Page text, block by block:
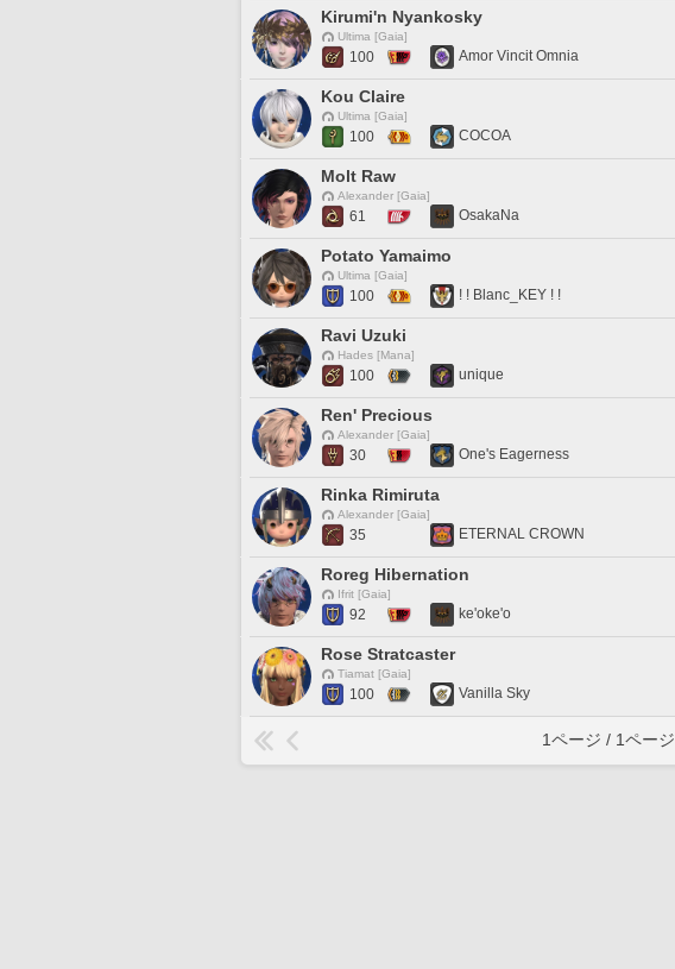
Kirumi'n Nyankosky
Ultima [Gaia]
100 Amor Vincit Omnia
Kou Claire
Ultima [Gaia]
100 COCOA
Molt Raw
Alexander [Gaia]
61 OsakaNa
Potato Yamaimo
Ultima [Gaia]
100 ! ! Blanc_KEY ! !
Ravi Uzuki
Hades [Mana]
100 unique
Ren' Precious
Alexander [Gaia]
30 One's Eagerness
Rinka Rimiruta
Alexander [Gaia]
35 ETERNAL CROWN
Roreg Hibernation
Ifrit [Gaia]
92 ke'oke'o
Rose Stratcaster
Tiamat [Gaia]
100 Vanilla Sky
1ページ / 1ページ